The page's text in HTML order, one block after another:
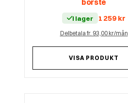
borste
I lager 1 259 kr
Delbetala fr. 93,00 kr/mån
VISA PRODUKT